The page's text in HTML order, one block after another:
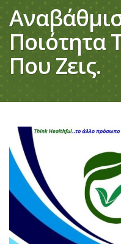
Ποιότητα
Που Ζεις.